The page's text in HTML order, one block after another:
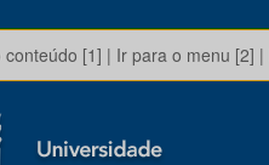
conteúdo [1] | Ir para o menu [2] |